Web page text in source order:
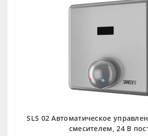
SLS 02 Автоматическое
смесителем, 24 В